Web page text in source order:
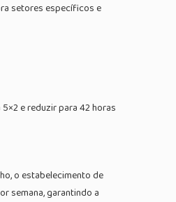
setores específicos e
e reduzir para 42 horas
o estabelecimento de
semana, garantindo a